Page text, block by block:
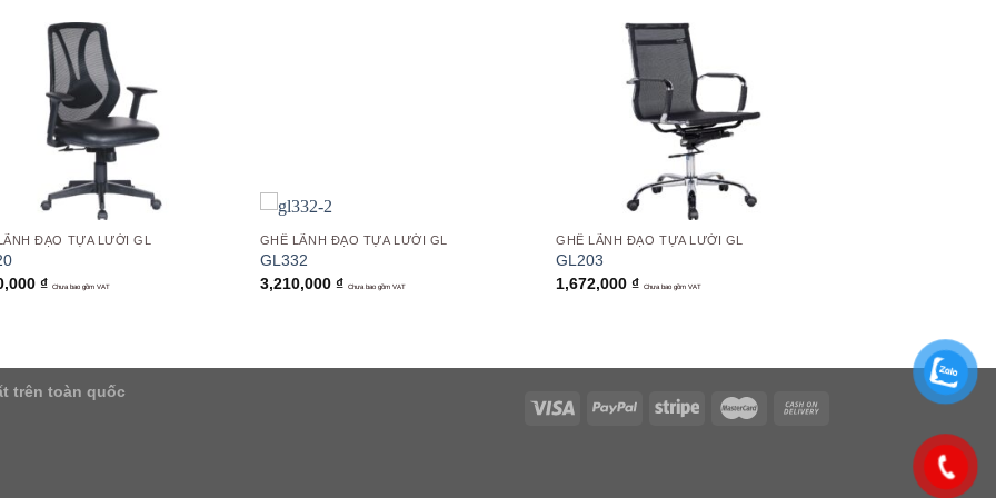
ĐẠO TỰA LƯỚI GL
₫ Chưa bao gồm VAT
GHẾ LÃNH ĐẠO TỰA LƯỚI GL
GL332
3,210,000 ₫ Chưa bao gồm VAT
GHẾ LÃNH ĐẠO TỰA LƯỚI GL
GL203
1,672,000₫ Chưa bao gồm VAT
trên toàn quốc